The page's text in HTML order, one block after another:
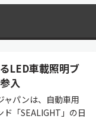
LED車載照明ブ
入
ャパンは、自動車用
「SEALIGHT」の日